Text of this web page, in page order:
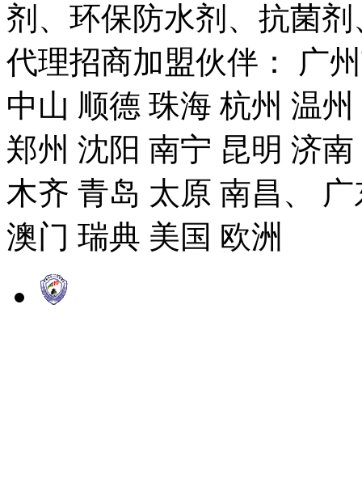
剂、环保防水剂、抗菌
代理招商加盟伙伴： 广
中山 顺德 珠海 杭州 温
郑州 沈阳 南宁 昆明 济
木齐 青岛 太原 南昌、
澳门 瑞典 美国 欧洲